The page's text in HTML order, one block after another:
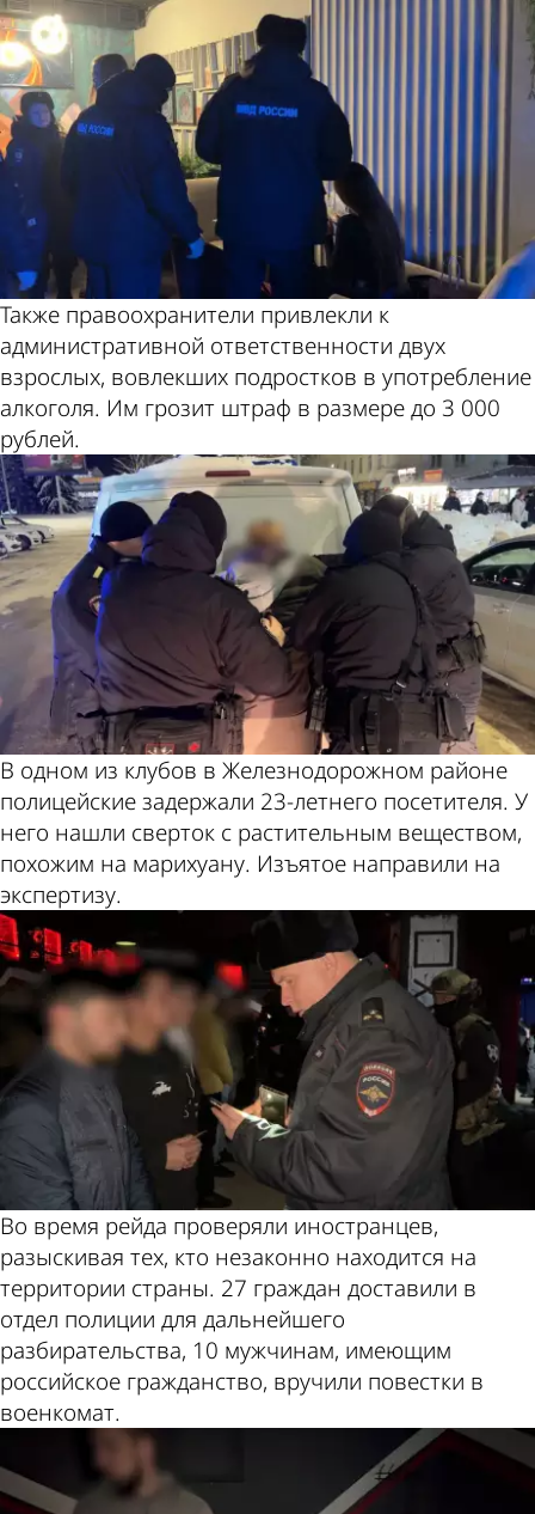
Также правоохранители привлекли к
административной ответственности двух
взрослых, вовлекших подростков в употребление
алкоголя. Им грозит штраф в размере до 3 000
рублей.
В одном из клубов в Железнодорожном районе
полицейские задержали 23-летнего посетителя. У
него нашли сверток с растительным веществом,
похожим на марихуану. Изъятое направили на
экспертизу.
Во время рейда проверяли иностранцев,
разыскивая тех, кто незаконно находится на
территории страны. 27 граждан доставили в
отдел полиции для дальнейшего
разбирательства, 10 мужчинам, имеющим
российское гражданство, вручили повестки в
военкомат.